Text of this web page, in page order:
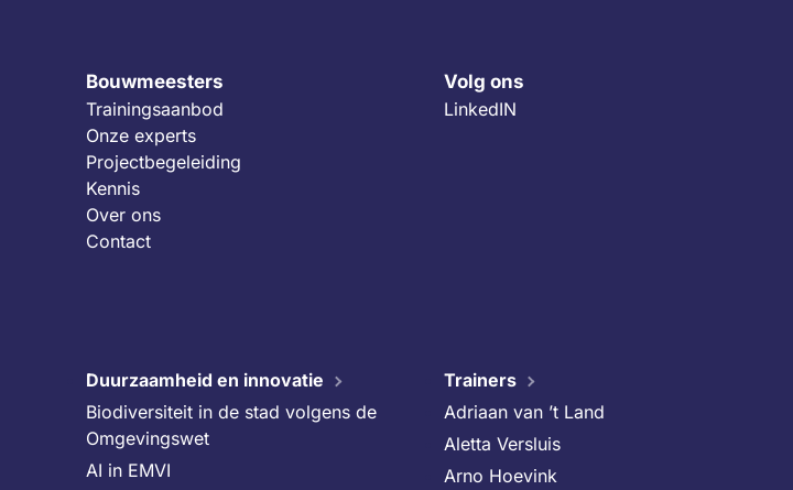
Bouwmeesters
Trainingsaanbod
Onze experts
Projectbegeleiding
Kennis
Over ons
Contact
Volg ons
LinkedIN
Duurzaamheid en innovatie
Biodiversiteit in de stad volgens de
Omgevingswet
AI in EMVI
Trainers
Adriaan van ’t Land
Aletta Versluis
Arno Hoevink